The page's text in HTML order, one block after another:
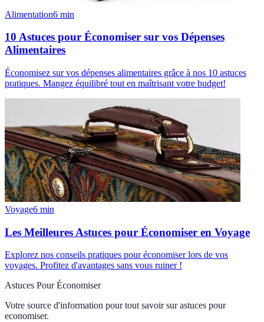
Alimentation6 min
10 Astuces pour Économiser sur vos Dépenses
Alimentaires
Économisez sur vos dépenses alimentaires grâce à nos 10 astuces
pratiques. Mangez équilibré tout en maîtrisant votre budget!
Voyage6 min
Les Meilleures Astuces pour Économiser en Voyage
Explorez nos conseils pratiques pour économiser lors de vos
voyages. Profitez d'avantages sans vous ruiner !
Astuces Pour Économiser
Votre source d'information pour tout savoir sur astuces pour
economiser.